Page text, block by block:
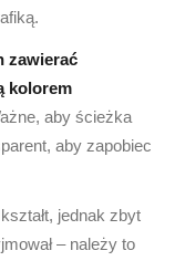
zawierać
kolorem
aby ścieżka
aby zapobiec
jednak zbyt
– należy to